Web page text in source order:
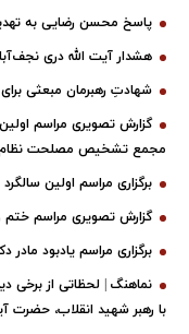
پاسخ محسن رضایی به
هشدار آیت الله دری
شهادتِ رهبرمان مبعثی
گزارش تصویری مراسم
مجمع تشخیص مصلحت
برگزاری مراسم اولین
گزارش تصویری مراسم ختم
برگزاری مراسم یادبود
نماهنگ | لحظاتی از برخی
با رهبر شهید انقلاب، حضرت